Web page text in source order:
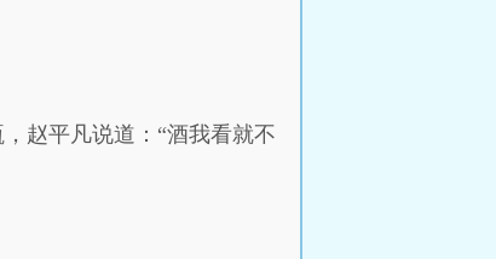
赵平凡说道：“酒我看就不